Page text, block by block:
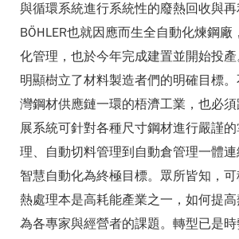
與循環系統進行系統性的廢熱回收與
BÖHLER也就因應而生全自動化煉鋼
化管理，也於今年完成建置並開始投
明顯樹立了材料製造者們的明確目標
灣鋼材供應鏈一環的梧濟工業，也必
展系統可針對各種尺寸鋼材進行嚴謹
理、自動切料管理到自動倉管理一體
智慧自動化為終極目標。眾所皆知，
熱處理本是高耗能產業之一，如何提
為各專家與經營者的課題。轉型已是